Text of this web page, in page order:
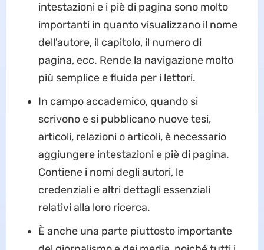
intestazioni e i piè di pagina sono molto
importanti in quanto visualizzano il nome
dell'autore, il capitolo, il numero di
pagina, ecc. Rende la navigazione molto
più semplice e fluida per i lettori.
In campo accademico, quando si
scrivono e si pubblicano nuove tesi,
articoli, relazioni o articoli, è necessario
aggiungere intestazioni e piè di pagina.
Contiene i nomi degli autori, le
credenziali e altri dettagli essenziali
relativi alla loro ricerca.
È anche una parte piuttosto importante